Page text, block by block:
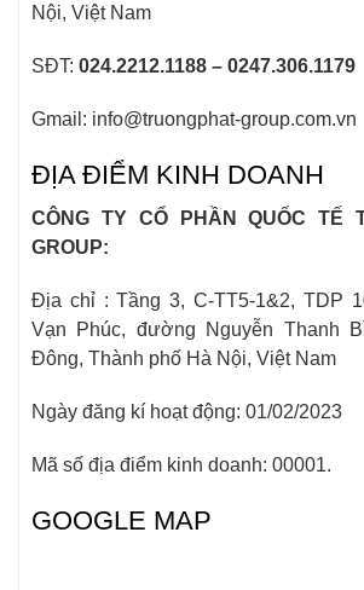
Nội, Việt Nam
SĐT: 024.2212.1188 – 0247.306.1179
Gmail: info@truongphat-group.com.vn
ĐỊA ĐIỂM KINH DOANH
CÔNG TY CỔ PHẦN QUỐC TẾ
GROUP:
Địa chỉ : Tầng 3, C-TT5-1&2, TDP
Vạn Phúc, đường Nguyễn Thanh
Đông, Thành phố Hà Nội, Việt Nam
Ngày đăng kí hoạt động: 01/02/2023
Mã số địa điểm kinh doanh: 00001.
GOOGLE MAP